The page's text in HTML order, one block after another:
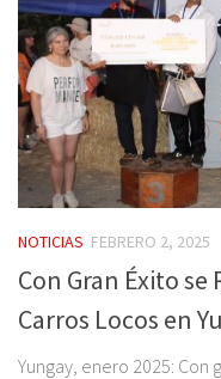
NOTICIAS FEBRERO 2, 2025
Con Gran Éxito se
Carros Locos en
Yungay, enero 2025: Con